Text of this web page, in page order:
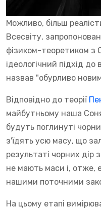
Можливо, більш
Всесвіту,
фізиком-теоретиком з
ідеологічний підхід
назвав "обурливо
Відповідно до теорії
майбутньому наша
будуть поглинуті
з'їдять усю масу, що
результаті чорних дір
не мають маси і, отже,
нашими поточними
На цьому етапі